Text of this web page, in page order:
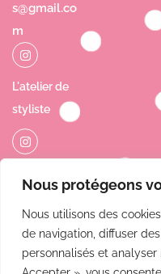
Nous protégeons
Nous utilisons des
de navigation, diffuser
personnalisés et
s@gmail.co
m
L'atelier de
styliste